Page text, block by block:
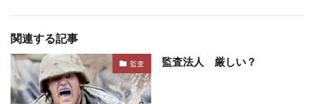
関連する記事
監査 監査法人 厳しい？